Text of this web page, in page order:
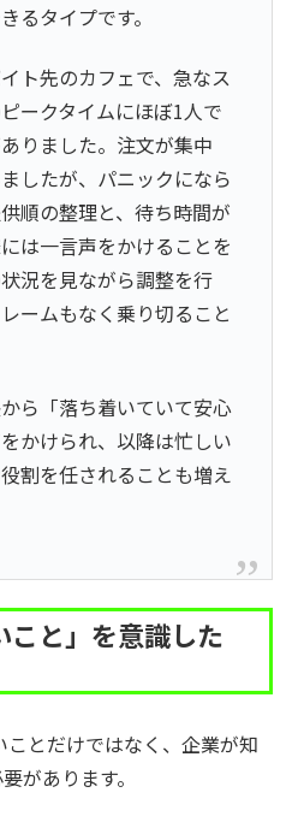
るタイプです。
ト先のカフェで、急なス
ークタイムにほぼ1人で
りました。注文が集中
したが、パニックになら
順の整理と、待ち時間が
は一言声をかけることを
況を見ながら調整を行
ームもなく乗り切ること
ら「落ち着いていて安心
かけられ、以降は忙しい
割を任されることも増え
こと」を意識した
とだけではなく、企業が知
があります。